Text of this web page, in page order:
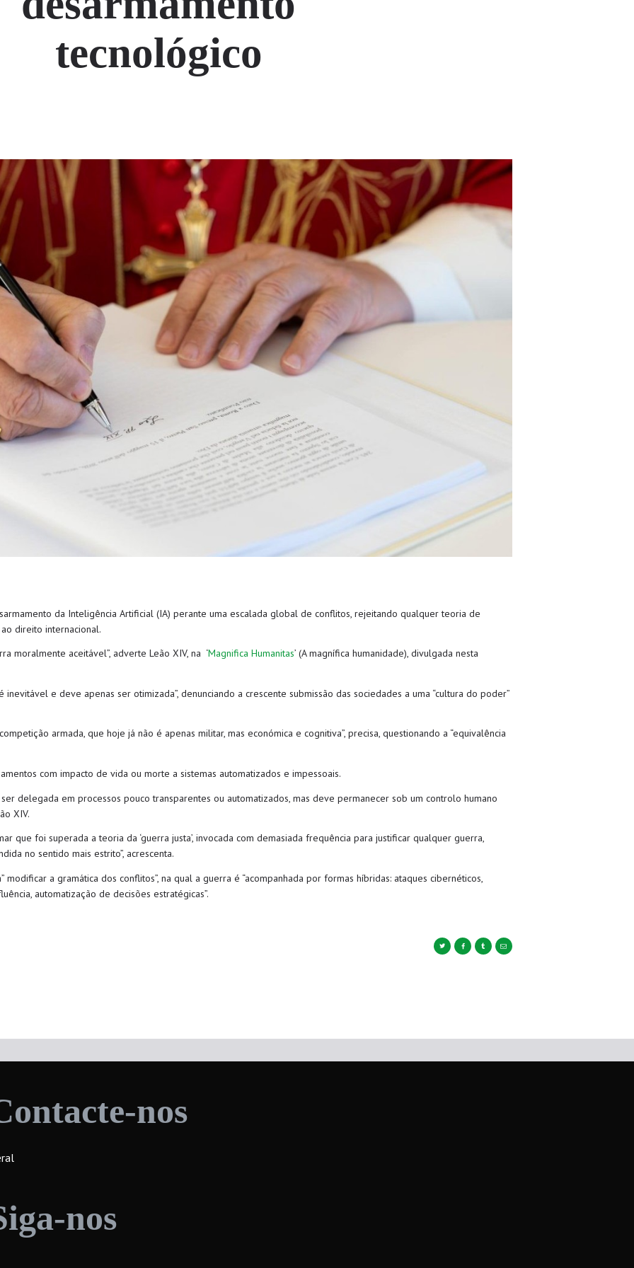
tecnológico
da Inteligência Artificial (IA) perante uma escalada global de conflitos, rejeitando qualquer teoria de
direito internacional.
moralmente aceitável”, adverte Leão XIV, na ‘Magnifica Humanitas’ (A magnífica humanidade), divulgada nesta
e deve apenas ser otimizada”, denunciando a crescente submissão das sociedades a uma “cultura do poder”
armada, que hoje já não é apenas militar, mas económica e cognitiva”, precisa, questionando a “equivalência
com impacto de vida ou morte a sistemas automatizados e impessoais.
delegada em processos pouco transparentes ou automatizados, mas deve permanecer sob um controlo humano
XIV.
que foi superada a teoria da ‘guerra justa’, invocada com demasiada frequência para justificar qualquer guerra,
no sentido mais estrito”, acrescenta.
a gramática dos conflitos”, na qual a guerra é “acompanhada por formas híbridas: ataques cibernéticos,
automatização de decisões estratégicas”.
nos
nos